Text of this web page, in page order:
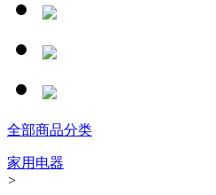
全部商品分类
家用电器
>